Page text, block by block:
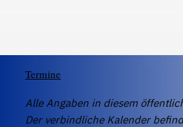
Termine
Alle Angaben in diesem
Der verbindliche Kalender